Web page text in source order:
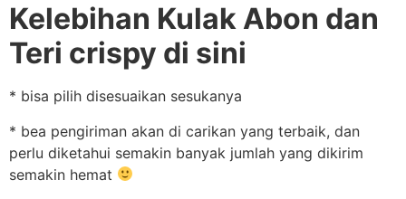
Kelebihan Kulak Abon dan
Teri crispy di sini
* bisa pilih disesuaikan sesukanya
* bea pengiriman akan di carikan yang terbaik, dan
perlu diketahui semakin banyak jumlah yang dikirim
semakin hemat